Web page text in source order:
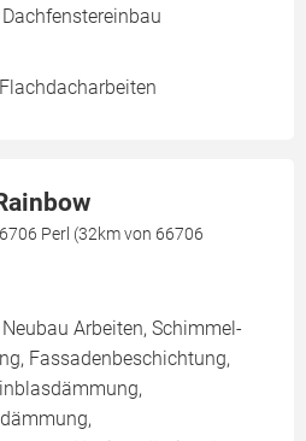
Perl (32km von 66706
Arbeiten, Schimmel-
Fassadenbeschichtung,